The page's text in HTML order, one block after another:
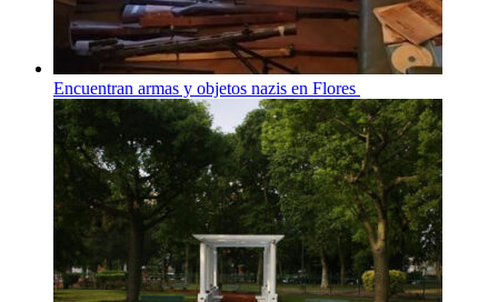
Encuentran armas y objetos nazis en Flores